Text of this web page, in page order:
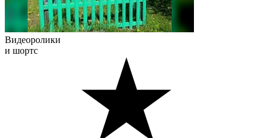
Видеоролики
и шортс